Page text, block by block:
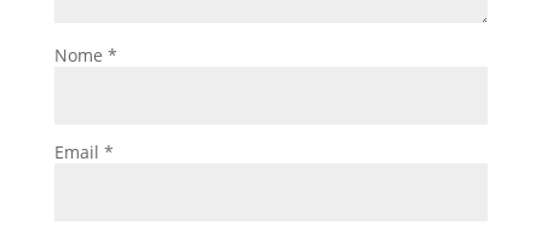
Nome *
Email *